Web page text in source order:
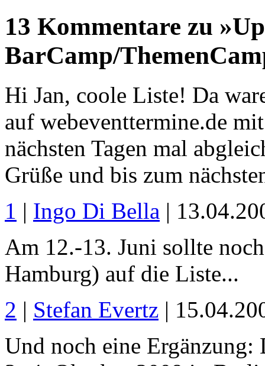
13 Kommentare zu
BarCamp/
Hi Jan, coole Liste! Da
auf webeventtermine.de
nächsten Tagen mal
Grüße und bis zum
1 | Ingo Di Bella |
Am 12.-13. Juni sollte
Hamburg) auf die Liste...
2 | Stefan Evertz |
Und noch eine Ergänzung: